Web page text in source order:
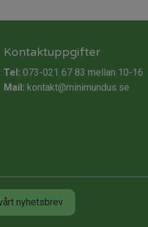
Kontaktuppgifter
Tel: 073-021 67 83 mellan 10-16
Mail: kontakt@minimundus.se
nyhetsbrev